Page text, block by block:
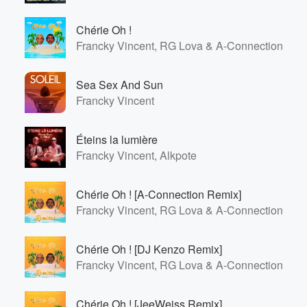
Chérie Oh !
Francky Vincent, RG Lova & A-Connection
Sea Sex And Sun
Francky Vincent
Éteins la lumière
Francky Vincent, Alkpote
Chérie Oh ! [A-Connection Remix]
Francky Vincent, RG Lova & A-Connection
Chérie Oh ! [DJ Kenzo Remix]
Francky Vincent, RG Lova & A-Connection